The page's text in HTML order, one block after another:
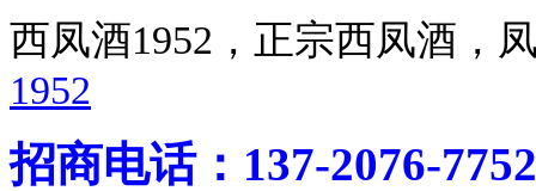
西凤酒1952，正宗西凤酒
1952
招商电话：137-2076-7752